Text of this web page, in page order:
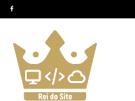
Pular
para
conteúdo